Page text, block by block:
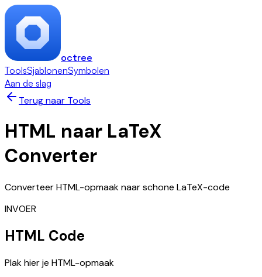
octree
ToolsSjablonenSymbolen
Aan de slag
Terug naar Tools
HTML naar LaTeX
Converter
Converteer HTML-opmaak naar schone LaTeX-code
INVOER
HTML Code
Plak hier je HTML-opmaak